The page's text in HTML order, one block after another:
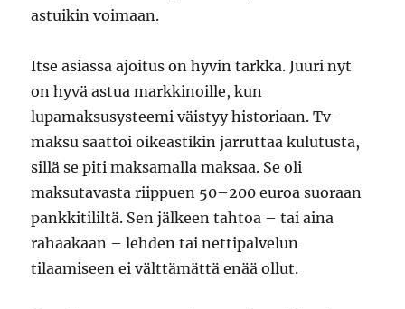
astuikin voimaan.
Itse asiassa ajoitus on hyvin tarkka. Juuri nyt
on hyvä astua markkinoille, kun
lupamaksusysteemi väistyy historiaan. Tv-
maksu saattoi oikeastikin jarruttaa kulutusta,
sillä se piti maksamalla maksaa. Se oli
maksutavasta riippuen 50–200 euroa suoraan
pankkitililtä. Sen jälkeen tahtoa – tai aina
rahaakaan – lehden tai nettipalvelun
tilaamiseen ei välttämättä enää ollut.